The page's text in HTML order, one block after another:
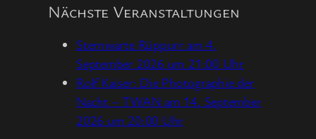
Nächste Veranstaltungen
Sternwarte Rüppurr am 4.
September 2026 um 21:00 Uhr
Rolf Kaiser: Die Photographie der
Nacht – TWAN am 14. September
2026 um 20:00 Uhr